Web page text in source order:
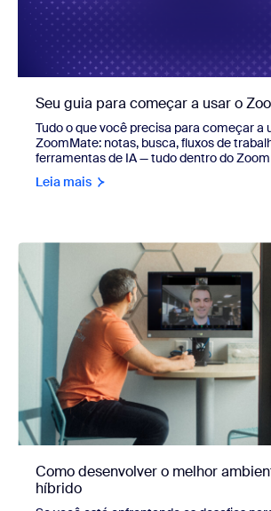
Seu guia para começar a usar o
Tudo o que você precisa para começar a
ZoomMate: notas, busca, fluxos de
ferramentas de IA — tudo dentro do
Leia mais
Como desenvolver o melhor
híbrido